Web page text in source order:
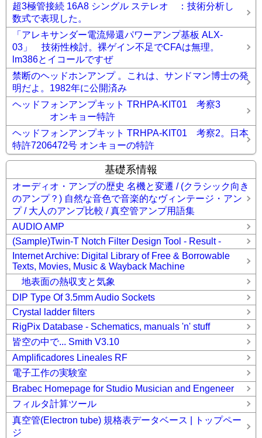
超3極管接続 16A8 シングル ステレオ ：技術分析し
数式で表現した。
「アレキサンダー電流帰還パワーアンプ基板 ALX-
03」 技術性検討。裸ゲイン不足でCFAは無理。
lm386とイコールですぜ
禁断のヘッドホンアンプ 。これは、サンドマン博士の発
明だよ。1982年に公開済み
ヘッドフォンアンプキット TRHPA-KIT01 考察3
オンキョー特許
ヘッドフォンアンプキット TRHPA-KIT01 考察2。日本
特許7206472号 オンキョーの特許
基礎系情報
オーディオ・アンプの歴史 名機と変遷 / (クラシック向き
のアンプ？) 自然な音色で音楽的なヴィンテージ・アン
プ / 大人のアンプ比較 / 真空管アンプ用語集
AUDIO AMP
(Sample)Twin-T Notch Filter Design Tool - Result -
Internet Archive: Digital Library of Free & Borrowable
Texts, Movies, Music & Wayback Machine
地表面の熱収支と気象
DIP Type Of 3.5mm Audio Sockets
Crystal ladder filters
RigPix Database - Schematics, manuals 'n' stuff
皆空の中で... Smith V3.10
Amplificadores Lineales RF
電子工作の実験室
Brabec Homepage for Studio Musician and Engeneer
フィルタ計算ツール
真空管(Electron tube) 規格表データベース | トップペー
ジ